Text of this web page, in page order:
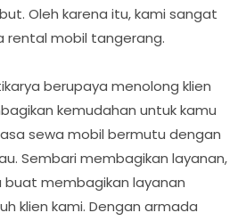
Oleh karena itu, kami sangat
rental mobil tangerang.
berupaya menolong klien
kemudahan untuk kamu
sewa mobil bermutu dengan
Sembari membagikan layanan,
membagikan layanan
klien kami. Dengan armada